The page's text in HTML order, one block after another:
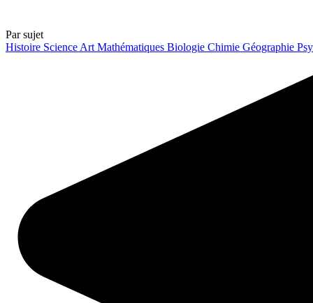
Par sujet
Histoire Science Art Mathématiques Biologie Chimie Géographie